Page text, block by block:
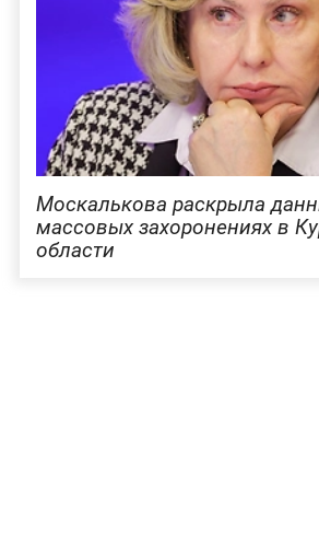
Москалькова раскрыла
массовых захоронениях в
области